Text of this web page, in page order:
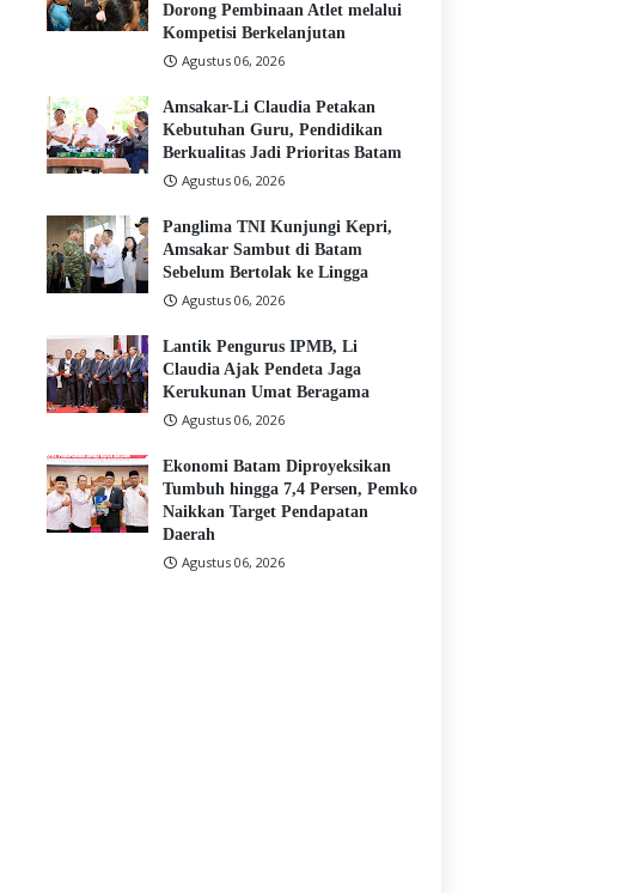
Dorong Pembinaan Atlet melalui
Kompetisi Berkelanjutan
Agustus 06, 2026
Amsakar-Li Claudia Petakan
Kebutuhan Guru, Pendidikan
Berkualitas Jadi Prioritas Batam
Agustus 06, 2026
Panglima TNI Kunjungi Kepri,
Amsakar Sambut di Batam
Sebelum Bertolak ke Lingga
Agustus 06, 2026
Lantik Pengurus IPMB, Li
Claudia Ajak Pendeta Jaga
Kerukunan Umat Beragama
Agustus 06, 2026
Ekonomi Batam Diproyeksikan
Tumbuh hingga 7,4 Persen, Pemko
Naikkan Target Pendapatan
Daerah
Agustus 06, 2026